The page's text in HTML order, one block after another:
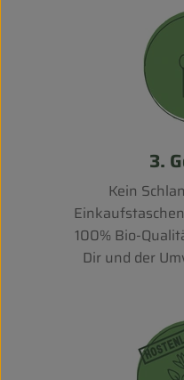
3.
Kein
100% Bio-
Dir und der